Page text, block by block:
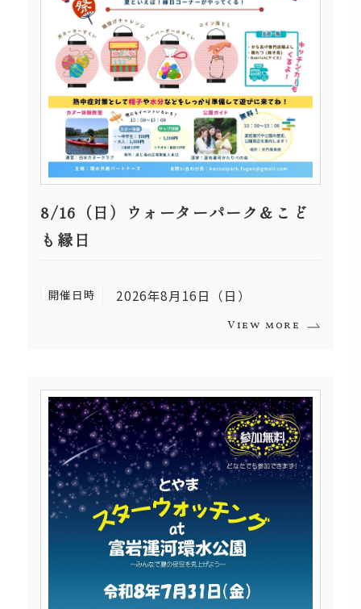
8/16（日）ウォーターパーク＆こど
も縁日
開催日時 2026年8月16日（日）
View more